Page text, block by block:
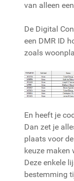
van alleen
De Digital
een DMR ID
zoals
En heeft je
Dan zet je
plaats voor
keuze maken
Deze enkele
bestemming